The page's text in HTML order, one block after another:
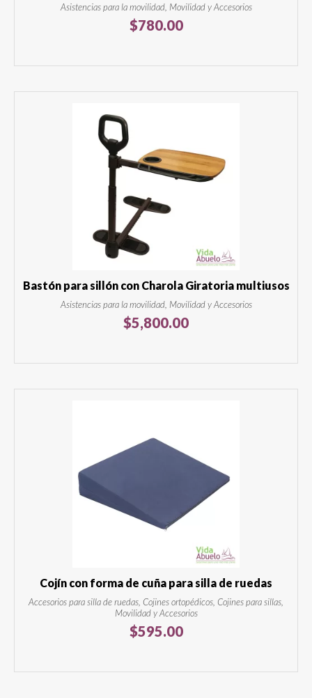
Asistencias para la movilidad, Movilidad y Accesorios
$780.00
Bastón para sillón con Charola Giratoria multiusos
Asistencias para la movilidad, Movilidad y Accesorios
$5,800.00
Cojín con forma de cuña para silla de ruedas
Accesorios para silla de ruedas, Cojines ortopédicos, Cojines para sillas,
Movilidad y Accesorios
$595.00